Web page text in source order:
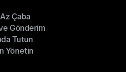
Çaba
Az Çaba
Gönderim
Gönderim
Tutun
Tutun
Yönetin